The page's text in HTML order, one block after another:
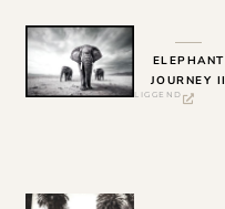
ELEPHANT
JOURNEY II
LIGGEND